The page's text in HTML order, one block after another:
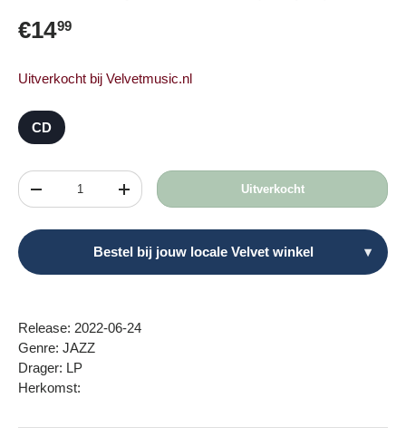
Reguliere prijs
€1499
Uitverkocht bij Velvetmusic.nl
CD
Aantal
Verlaag de hoeveelheidVerhoog de hoeveelheidUitverkocht
Bestel bij jouw locale Velvet winkel ▾
Release: 2022-06-24
Genre: JAZZ
Drager: LP
Herkomst: